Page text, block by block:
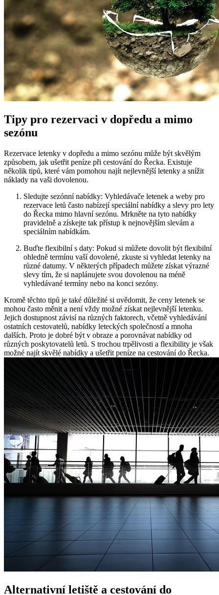
Tipy pro rezervaci v dopředu a mimo
sezónu
Rezervace letenky v dopředu a mimo sezónu může být skvělým
způsobem, jak ušetřit peníze při cestování do Řecka. Existuje
několik tipů, které vám pomohou najít nejlevnější letenky a snížit
náklady na vaši dovolenou.
Sledujte sezónní nabídky: Vyhledávače letenek a weby pro
rezervace letů často nabízejí speciální nabídky a slevy pro lety
do Řecka mimo hlavní sezónu. Mrkněte na tyto nabídky
pravidelně a získejte tak přístup k nejnovějším slevám a
speciálním nabídkám.
Buďte flexibilní s daty: Pokud si můžete dovolit být flexibilní
ohledně termínu vaší dovolené, zkuste si vyhledat letenky na
různé datumy. V některých případech můžete získat výrazné
slevy tím, že si naplánujete svou dovolenou na méně
vyhledávané termíny nebo na konci sezóny.
Kromě těchto tipů je také důležité si uvědomit, že ceny letenek se
mohou často měnit a není vždy možné získat nejlevnější letenku.
Jejich dostupnost závisí na různých faktorech, včetně vyhledávání
ostatních cestovatelů, nabídky leteckých společností a mnoha
dalších. Proto je dobré být v obraze a porovnávat nabídky od
různých poskytovatelů letů. S trochou trpělivosti a flexibility je však
možné najít skvělé nabídky a ušetřit peníze na cestování do Řecka.
Alternativní letiště a cestování do